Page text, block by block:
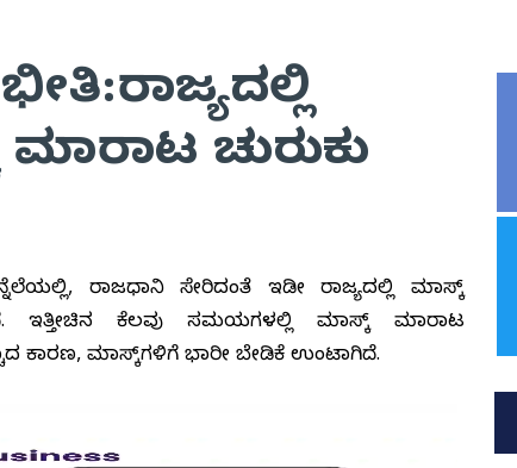
ಮಾರಾಟ ಚುರುಕು
ರಾಜಧಾನಿ ಸೇರಿದಂತೆ ಇಡೀ ರಾಜ್ಯದಲ್ಲಿ ಮಾಸ್ಕ್
ಇತ್ತೀಚಿನ ಕೆಲವು ಸಮಯಗಳಲ್ಲಿ ಮಾಸ್ಕ್ ಮಾರಾಟ
ಕಾರಣ, ಮಾಸ್ಕ್‌ಗಳಿಗೆ ಭಾರೀ ಬೇಡಿಕೆ ಉಂಟಾಗಿದೆ.